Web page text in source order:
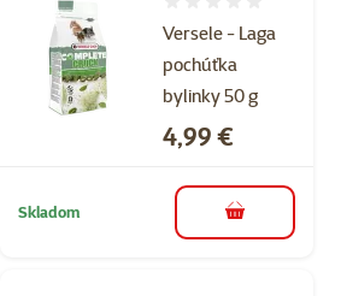
Versele - Laga
pochúťka
bylinky 50 g
Cena
4,99 €
Skladom do košíka